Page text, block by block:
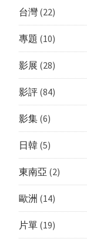
台灣(22)
專題 (10)
影展 (28)
影評(84)
影集(6)
日韓(5)
東南亞 (2)
歐洲 (14)
片單(19)